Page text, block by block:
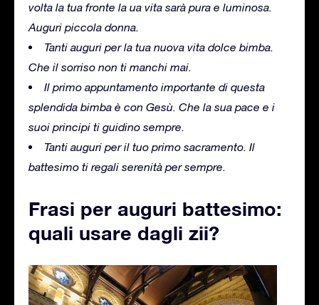
volta la tua fronte la ua vita sarà pura e luminosa.
Auguri piccola donna.
Tanti auguri per la tua nuova vita dolce bimba.
Che il sorriso non ti manchi mai.
Il primo appuntamento importante di questa
splendida bimba è con Gesù. Che la sua pace e i
suoi principi ti guidino sempre.
Tanti auguri per il tuo primo sacramento. Il
battesimo ti regali serenità per sempre.
Frasi per auguri battesimo:
quali usare dagli zii?